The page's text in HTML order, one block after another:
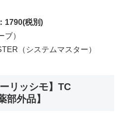
1790(税別)
）
（システムマスター）
リッシモ】TC
外品】